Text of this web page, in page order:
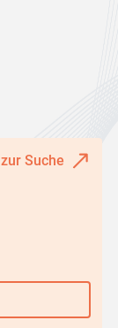
zur Suche